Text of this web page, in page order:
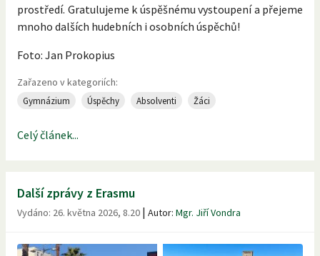
prostředí. Gratulujeme k úspěšnému vystoupení a přejeme
mnoho dalších hudebních i osobních úspěchů!
Foto: Jan Prokopius
Zařazeno v kategoriích:
Gymnázium Úspěchy Absolventi Žáci
Celý článek...
Další zprávy z Erasmu
Vydáno: 26. května 2026, 8.20 | Autor: Mgr. Jiří Vondra